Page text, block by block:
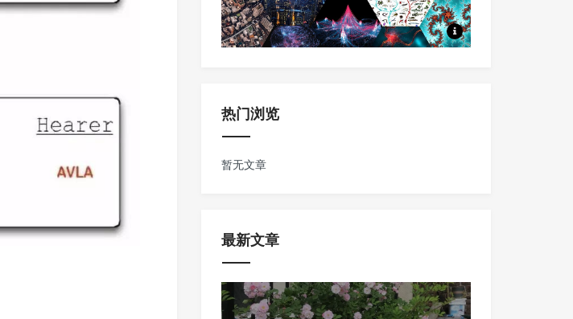
科学家用来理解复杂系统的思
热门浏览
暂无文章
最新文章